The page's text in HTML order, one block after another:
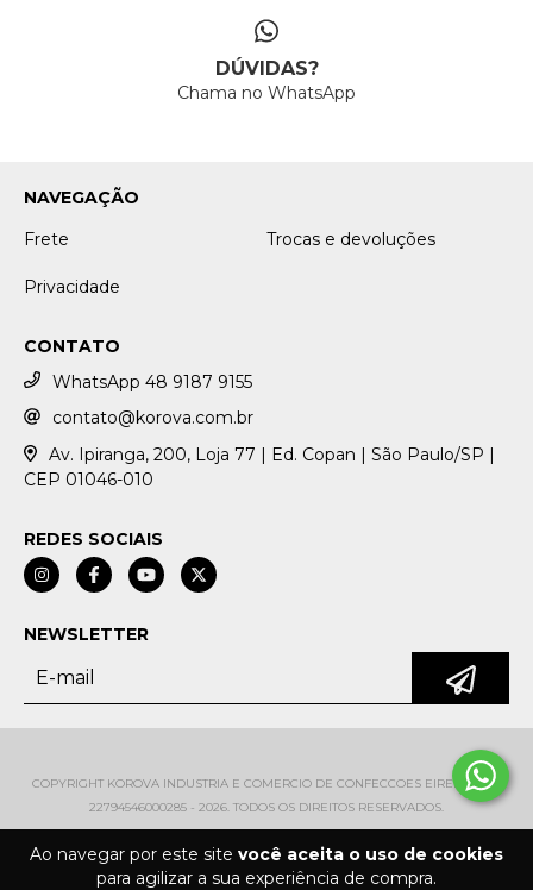
Ao navegar por este site você aceita o uso de cookies
para agilizar a sua experiência de compra.
DÚVIDAS?
Chama no WhatsApp
NAVEGAÇÃO
Frete
Trocas e devoluções
Privacidade
CONTATO
WhatsApp 48 9187 9155
contato@korova.com.br
Av. Ipiranga, 200, Loja 77 | Ed. Copan | São Paulo/SP |
CEP 01046-010
REDES SOCIAIS
NEWSLETTER
COPYRIGHT KOROVA INDUSTRIA E COMERCIO DE CONFECCOES EIRELI EPP -
22794546000285 - 2026. TODOS OS DIREITOS RESERVADOS.